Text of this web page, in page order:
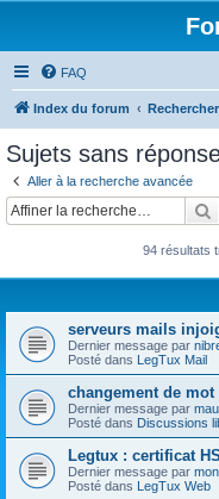
FAQ
Index du forum Rechercher
Sujets sans
Aller à la recherche avancée
94 résultats
serveurs mails
Dernier message par
Posté dans LegTux Mail
changement de mot
Dernier message par
Posté dans Discussions
Legtux : certificat HS
Dernier message par
Posté dans LegTux Web